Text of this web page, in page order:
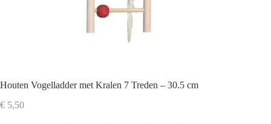
Houten Vogelladder met Kralen 7 Treden – 30.5 cm
€ 5,50